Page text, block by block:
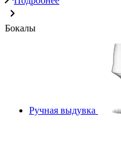
Бокалы
Ручная выдувка